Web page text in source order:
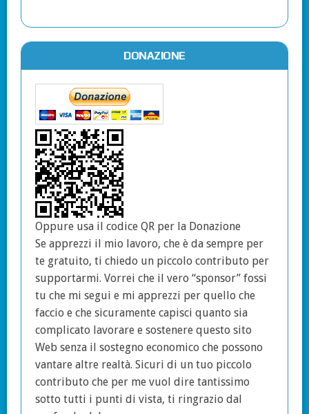
DONAZIONE
Oppure usa il codice QR per la Donazione
Se apprezzi il mio lavoro, che è da sempre per
te gratuito, ti chiedo un piccolo contributo per
supportarmi. Vorrei che il vero “sponsor” fossi
tu che mi segui e mi apprezzi per quello che
faccio e che sicuramente capisci quanto sia
complicato lavorare e sostenere questo sito
Web senza il sostegno economico che possono
vantare altre realtà. Sicuri di un tuo piccolo
contributo che per me vuol dire tantissimo
sotto tutti i punti di vista, ti ringrazio dal